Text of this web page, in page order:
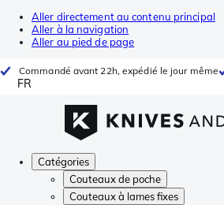
Aller directement au contenu principal
Aller à la navigation
Aller au pied de page
Commandé avant 22h, expédié le jour même
FR
Catégories
Couteaux de poche
Couteaux à lames fixes